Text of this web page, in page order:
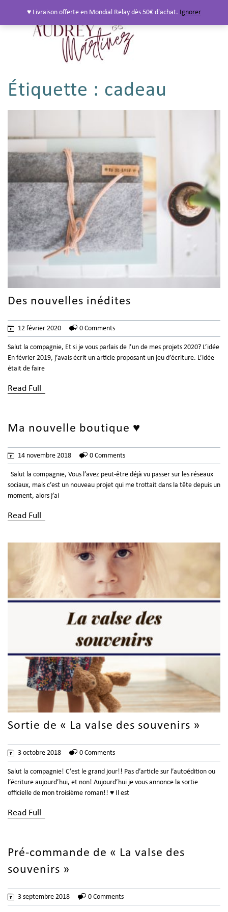
Étiquette : cadeau
Des nouvelles inédites
12 février 2020 0 Comments
Salut la compagnie, Et si je vous parlais de l’un de mes projets 2020? L’idée
En février 2019, j’avais écrit un article proposant un jeu d’écriture. L’idée
était de faire
Read Full
Ma nouvelle boutique ♥
14 novembre 2018 0 Comments
Salut la compagnie, Vous l’avez peut-être déjà vu passer sur les réseaux
sociaux, mais c’est un nouveau projet qui me trottait dans la tête depuis un
moment, alors j’ai
Read Full
Sortie de « La valse des souvenirs »
3 octobre 2018 0 Comments
Salut la compagnie! C’est le grand jour!! Pas d’article sur l’autoédition ou
l’écriture aujourd’hui, et non! Aujourd’hui je vous annonce la sortie
officielle de mon troisième roman!! ♥ Il est
Read Full
Pré-commande de « La valse des
souvenirs »
3 septembre 2018 0 Comments
♥ Livraison offerte en Mondial Relay dès 50€ d'achat. Ignorer